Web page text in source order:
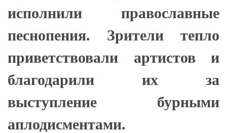
исполнили православные
песнопения. Зрители тепло
приветствовали артистов и
благодарили их за
выступление бурными
аплодисментами.